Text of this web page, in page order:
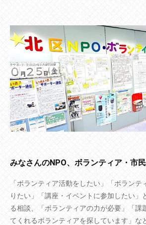
みなさんのNPO、ボランティア・市
「ボランティア活動をしたい」「ボラン
りたい」「講座・イベントに参加したい」
る相談、「ボランティアの力が必要」「課
てくれるボランティアを探しています」な